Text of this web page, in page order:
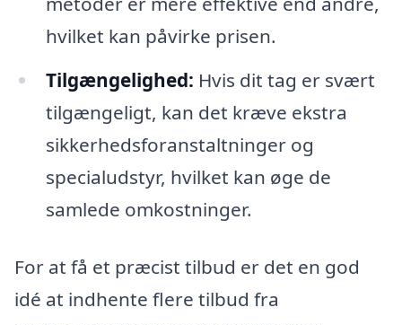
hvilket kan påvirke prisen.
Tilgængelighed: Hvis dit tag er svært
tilgængeligt, kan det kræve ekstra
sikkerhedsforanstaltninger og
specialudstyr, hvilket kan øge de
samlede omkostninger.
For at få et præcist tilbud er det en god
idé at indhente flere tilbud fra